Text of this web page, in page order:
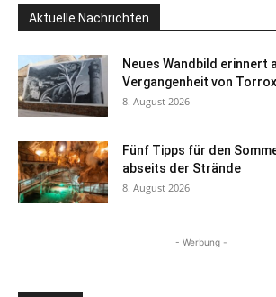
Aktuelle Nachrichten
Neues Wandbild erinnert
Vergangenheit von Torrox
8. August 2026
Fünf Tipps für den
abseits der Strände
8. August 2026
- Werbung -